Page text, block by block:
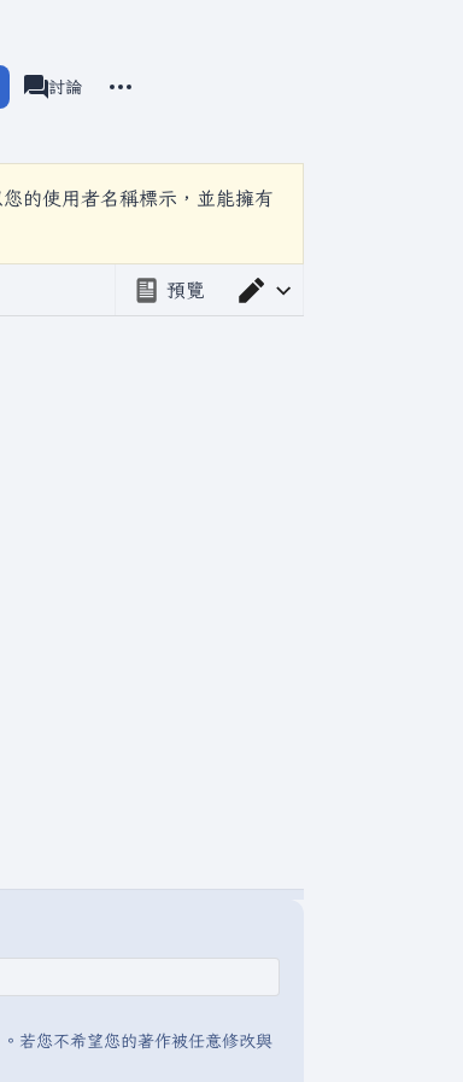
associated-pages
頁面
討論
您的使用者名稱標示，並能擁有
預覽
切換編輯器
。若您不希望您的著作被任意修改與